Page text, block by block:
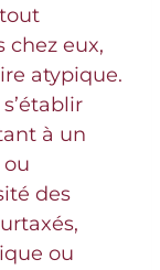
chez eux,
atypique.
à un
des
ou